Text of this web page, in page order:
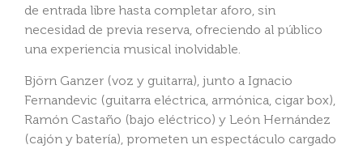
de entrada libre hasta completar aforo, sin
necesidad de previa reserva, ofreciendo al público
una experiencia musical inolvidable.
Björn Ganzer (voz y guitarra), junto a Ignacio
Fernandevic (guitarra eléctrica, armónica, cigar box),
Ramón Castaño (bajo eléctrico) y León Hernández
(cajón y batería), prometen un espectáculo cargado